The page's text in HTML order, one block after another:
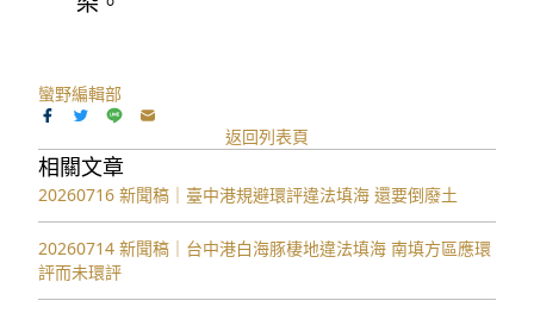
蠻野編輯部
返回列表頁
相關文章
20260716 新聞稿｜臺中港規避環評違法填海 還要倒廢土
20260714 新聞稿｜台中港白海豚棲地違法填海 南填方區應環
評而未環評